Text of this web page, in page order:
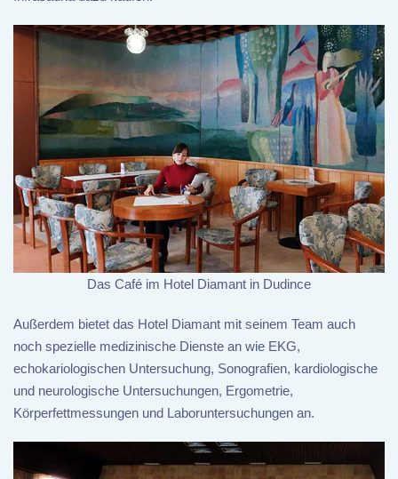
Das Café im Hotel Diamant in Dudince
Außerdem bietet das Hotel Diamant mit seinem Team auch
noch spezielle medizinische Dienste an wie EKG,
echokariologischen Untersuchung, Sonografien, kardiologische
und neurologische Untersuchungen, Ergometrie,
Körperfettmessungen und Laboruntersuchungen an.